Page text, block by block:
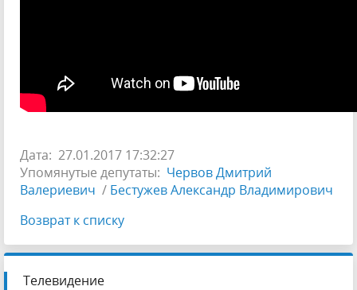
Дата: 27.01.2017 17:32:27
Упомянутые депутаты: Червов Дмитрий
Валериевич / Бестужев Александр Владимирович
Возврат к списку
Телевидение